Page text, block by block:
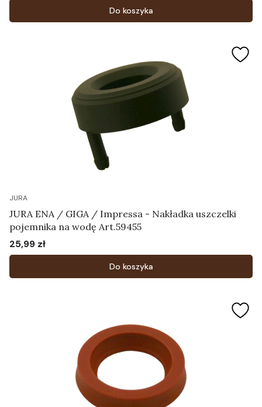
Do koszyka
JURA
JURA ENA / GIGA / Impressa - Nakładka uszczelki
pojemnika na wodę Art.59455
Cena
25,99 zł
Do koszyka